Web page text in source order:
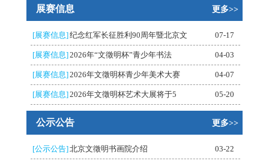
展赛信息 更多>>
[展赛信息] 纪念红军长征胜利90周年暨北京文 07-17
[展赛信息] 2026年“文徵明杯”青少年书法 04-03
[展赛信息] 2026年文徵明杯青少年美术大赛 04-07
[展赛信息] 2026年文徵明杯艺术大展将于5 05-20
公示公告 更多>>
[公示公告] 北京文徵明书画院介绍 03-22